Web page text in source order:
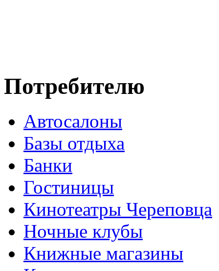
Потребителю
Автосалоны
Базы отдыха
Банки
Гостиницы
Кинотеатры Череповца
Ночные клубы
Книжные магазины